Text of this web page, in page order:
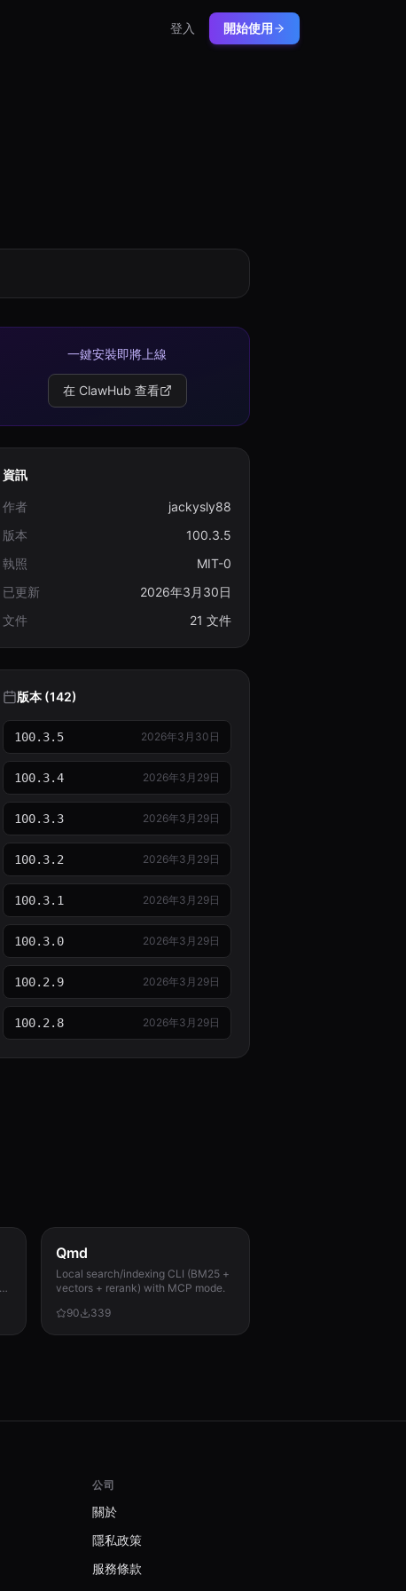
登入 開始使用
一鍵安裝即將上線
在 ClawHub 查看
資訊
作者
jackysly88
版本
100.3.5
執照
MIT-0
已更新
2026年3月30日
文件
21 文件
版本 (142)
100.3.5 2026年3月30日
100.3.4 2026年3月29日
100.3.3 2026年3月29日
100.3.2 2026年3月29日
100.3.1 2026年3月29日
100.3.0 2026年3月29日
100.2.9 2026年3月29日
100.2.8 2026年3月29日
Qmd
Local search/indexing CLI (BM25 +
vectors + rerank) with MCP mode.
90
339
公司
關於
隱私政策
服務條款